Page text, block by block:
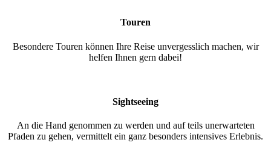
Touren
Besondere Touren können Ihre Reise unvergesslich machen, wir
helfen Ihnen gern dabei!
Sightseeing
An die Hand genommen zu werden und auf teils unerwarteten
Pfaden zu gehen, vermittelt ein ganz besonders intensives Erlebnis.